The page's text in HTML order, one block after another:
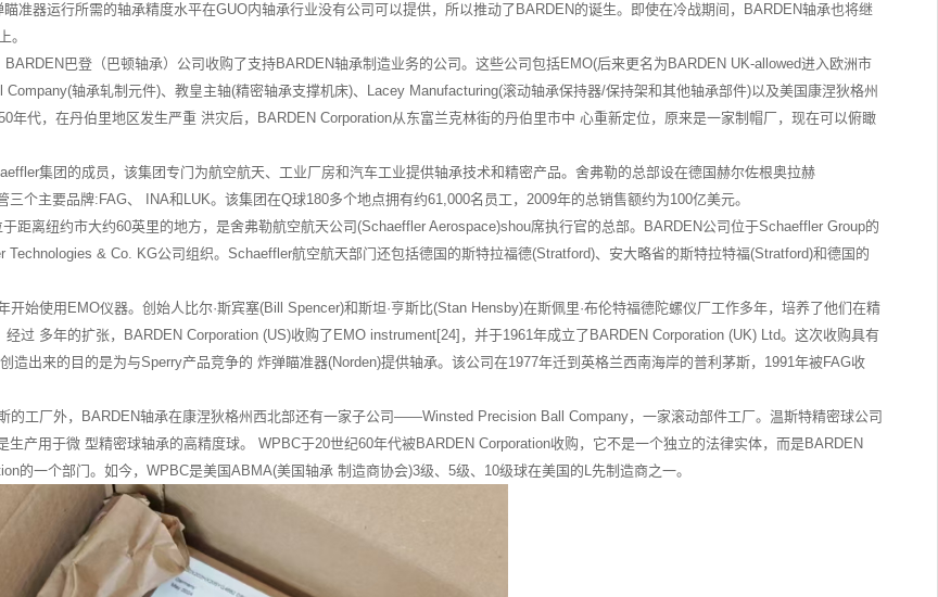
准器运行所需的轴承精度水平在GUO内轴承行业没有公司可以提供，所以推动了BARDEN的诞生。即使在冷战期间，BARDEN轴承也将继
。
巴登（巴顿轴承）公司收购了支持BARDEN轴承制造业务的公司。这些公司包括EMO(后来更名为BARDEN UK-allowed进入欧洲市
轴承轧制元件)、教皇主轴(精密轴承支撑机床)、Lacey Manufacturing(滚动轴承保持器/保持架和其他轴承部件)以及美国康涅狄格州
年代，在丹伯里地区发生严重 洪灾后，BARDEN Corporation从东富兰克林街的丹伯里市中 心重新定位，原来是一家制帽厂，现在可以俯瞰
集团的成员，该集团专门为航空航天、工业厂房和汽车工业提供轴承技术和精密产品。舍弗勒的总部设在德国赫尔佐根奥拉赫
三个主要品牌:FAG、 INA和LUK。该集团在Q球180多个地点拥有约61,000名员工，2009年的总销售额约为100亿美元。
距离纽约市大约60英里的地方，是舍弗勒航空航天公司(Schaeffler Aerospace)shou席执行官的总部。BARDEN公司位于Schaeffler Group的
Technologies & Co. KG公司组织。Schaeffler航空航天部门还包括德国的斯特拉福德(Stratford)、安大略省的斯特拉特福(Stratford)和德国的
开始使用EMO仪器。创始人比尔·斯宾塞(Bill Spencer)和斯坦·亨斯比(Stan Hensby)在斯佩里·布伦特福德陀螺仪厂工作多年，培养了他们在精
经过 多年的扩张，BARDEN Corporation (US)收购了EMO instrument[24]，并于1961年成立了BARDEN Corporation (UK) Ltd。这次收购具有
造出来的目的是为与Sperry产品竞争的 炸弹瞄准器(Norden)提供轴承。该公司在1977年迁到英格兰西南海岸的普利茅斯，1991年被FAG收
的工厂外，BARDEN轴承在康涅狄格州西北部还有一家子公司——Winsted Precision Ball Company，一家滚动部件工厂。温斯特精密球公司
生产用于微 型精密球轴承的高精度球。 WPBC于20世纪60年代被BARDEN Corporation收购，它不是一个独立的法律实体，而是BARDEN
的一个部门。如今，WPBC是美国ABMA(美国轴承 制造商协会)3级、5级、10级球在美国的L先制造商之一。